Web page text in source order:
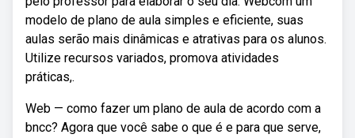
modelo de plano de aula simples e eficiente, suas
aulas serão mais dinâmicas e atrativas para os alunos.
Utilize recursos variados, promova atividades
práticas,.
Web — como fazer um plano de aula de acordo com a
bncc? Agora que você sabe o que é e para que serve,